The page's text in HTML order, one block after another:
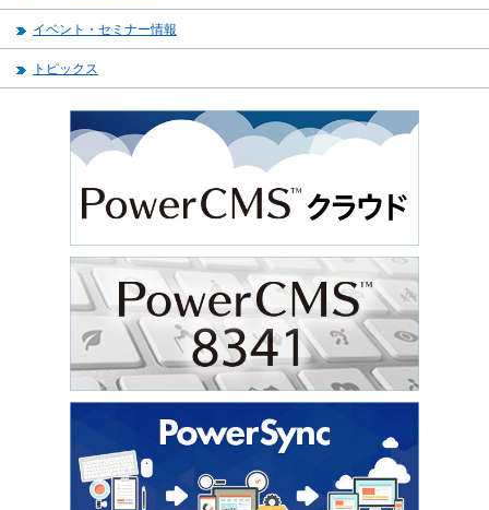
イベント・セミナー情報
トピックス